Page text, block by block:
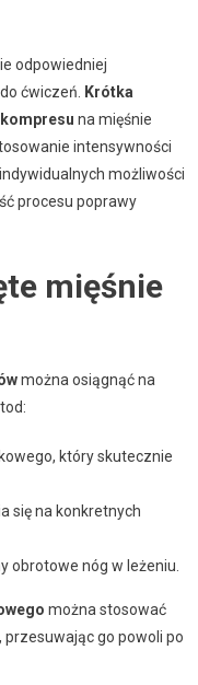
odpowiedniej
ćwiczeń.
Krótka
na mięśnie
intensywności
możliwości
procesu poprawy
mięśnie
można osiągnąć na
który skutecznie
się na konkretnych
obrotowe nóg w leżeniu.
można stosować
przesuwając go powoli po